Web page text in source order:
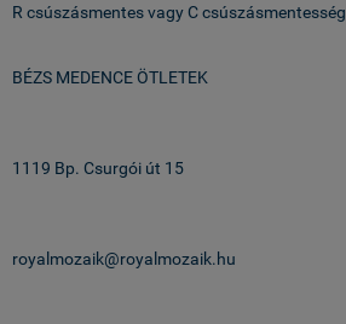
R csúszásmentes vagy C csúszásmentesség
BÉZS MEDENCE ÖTLETEK
1119 Bp. Csurgói út 15
royalmozaik@royalmozaik.hu